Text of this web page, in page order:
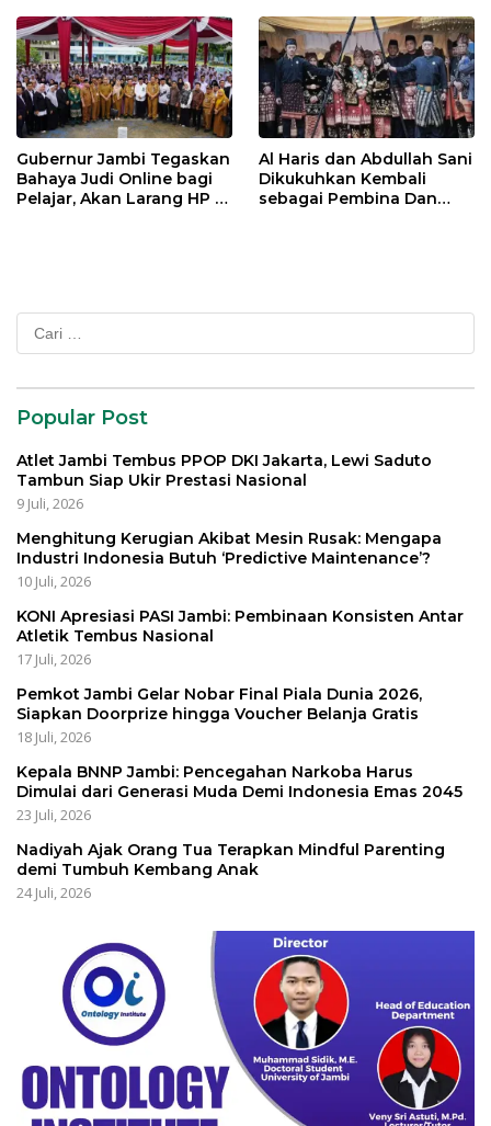
Gubernur Jambi Tegaskan
Bahaya Judi Online bagi
Pelajar, Akan Larang HP di
Al Haris dan Abdullah Sani
Dikukuhkan Kembali
sebagai Pembina Dan
Popular Post
Atlet Jambi Tembus PPOP DKI Jakarta, Lewi Saduto
Tambun Siap Ukir Prestasi Nasional
9 Juli, 2026
Menghitung Kerugian Akibat Mesin Rusak: Mengapa
Industri Indonesia Butuh ‘Predictive Maintenance’?
10 Juli, 2026
KONI Apresiasi PASI Jambi: Pembinaan Konsisten Antar
Atletik Tembus Nasional
17 Juli, 2026
Pemkot Jambi Gelar Nobar Final Piala Dunia 2026,
Siapkan Doorprize hingga Voucher Belanja Gratis
18 Juli, 2026
Kepala BNNP Jambi: Pencegahan Narkoba Harus
Dimulai dari Generasi Muda Demi Indonesia Emas 2045
23 Juli, 2026
Nadiyah Ajak Orang Tua Terapkan Mindful Parenting
demi Tumbuh Kembang Anak
24 Juli, 2026